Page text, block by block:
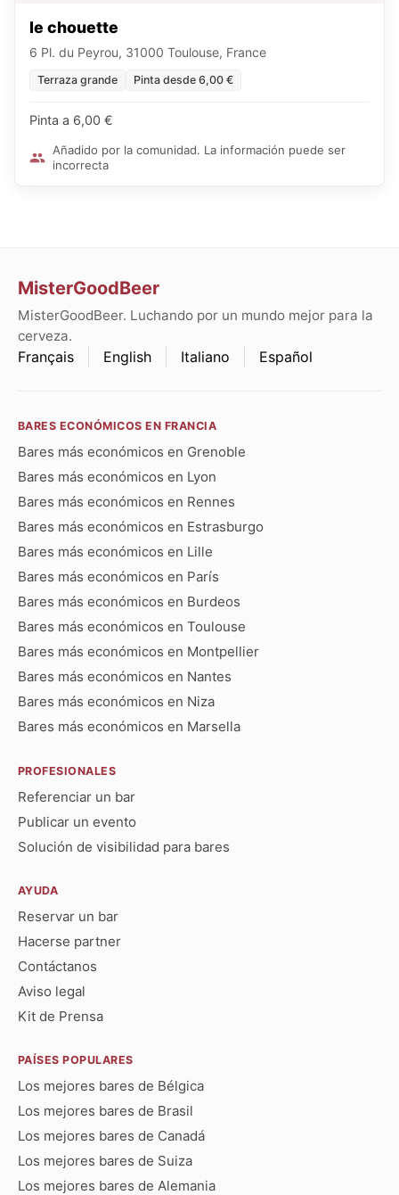
le chouette
6 Pl. du Peyrou, 31000 Toulouse, France
Terraza grande Pinta desde 6,00 €
Pinta a 6,00 €
Añadido por la comunidad. La información puede ser
incorrecta
MisterGoodBeer
MisterGoodBeer. Luchando por un mundo mejor para la
cerveza.
Français English Italiano Español
BARES ECONÓMICOS EN FRANCIA
Bares más económicos en Grenoble
Bares más económicos en Lyon
Bares más económicos en Rennes
Bares más económicos en Estrasburgo
Bares más económicos en Lille
Bares más económicos en París
Bares más económicos en Burdeos
Bares más económicos en Toulouse
Bares más económicos en Montpellier
Bares más económicos en Nantes
Bares más económicos en Niza
Bares más económicos en Marsella
PROFESIONALES
Referenciar un bar
Publicar un evento
Solución de visibilidad para bares
AYUDA
Reservar un bar
Hacerse partner
Contáctanos
Aviso legal
Kit de Prensa
PAÍSES POPULARES
Los mejores bares de Bélgica
Los mejores bares de Brasil
Los mejores bares de Canadá
Los mejores bares de Suiza
Los mejores bares de Alemania